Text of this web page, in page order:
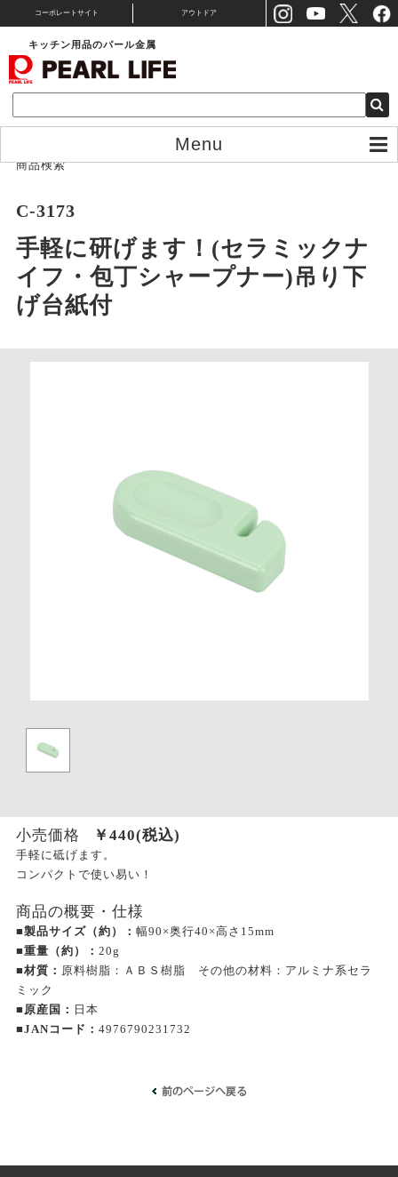
コーポレートサイト アウトドア
キッチン用品のパール金属
Menu
商品検索
C-3173
手軽に研げます！(セラミックナ
イフ・包丁シャープナー)吊り下
げ台紙付
小売価格 ￥ 440(税込)
手軽に砥げます。
コンパクトで使い易い！
商品の概要・仕様
■製品サイズ（約）： 幅90×奥行40×高さ15mm
■重量（約）： 20g
■材質： 原料樹脂：ＡＢＳ樹脂 その他の材料：アルミナ系セラ
ミック
■原産国： 日本
■JANコード： 4976790231732